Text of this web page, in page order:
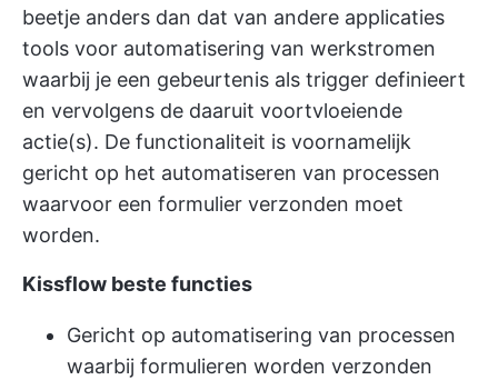
beetje anders dan dat van andere applicaties
tools voor automatisering van werkstromen
waarbij je een gebeurtenis als trigger definieert
en vervolgens de daaruit voortvloeiende
actie(s). De functionaliteit is voornamelijk
gericht op het automatiseren van processen
waarvoor een formulier verzonden moet
worden.
Kissflow beste functies
Gericht op automatisering van processen
waarbij formulieren worden verzonden